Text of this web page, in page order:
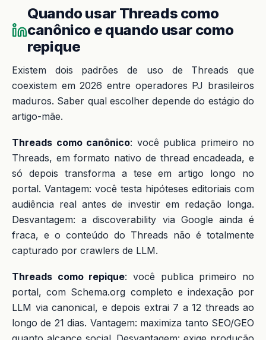
Quando usar Threads como
canônico e quando usar como
repique
Existem dois padrões de uso de Threads que
coexistem em 2026 entre operadores PJ brasileiros
maduros. Saber qual escolher depende do estágio do
artigo-mãe.
Threads como canônico: você publica primeiro no
Threads, em formato nativo de thread encadeada, e
só depois transforma a tese em artigo longo no
portal. Vantagem: você testa hipóteses editoriais com
audiência real antes de investir em redação longa.
Desvantagem: a discoverability via Google ainda é
fraca, e o conteúdo do Threads não é totalmente
capturado por crawlers de LLM.
Threads como repique: você publica primeiro no
portal, com Schema.org completo e indexação por
LLM via canonical, e depois extrai 7 a 12 threads ao
longo de 21 dias. Vantagem: maximiza tanto SEO/GEO